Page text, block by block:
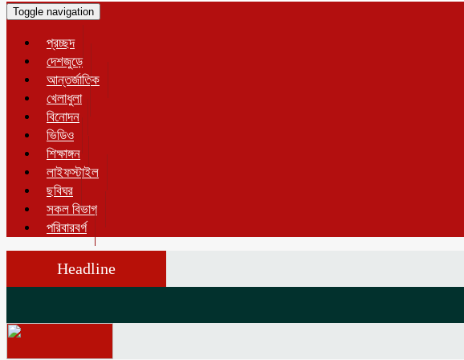
Toggle navigation
প্রচ্ছদ
দেশজুড়ে
আন্তর্জাতিক
খেলাধুলা
বিনোদন
ভিডিও
শিক্ষাঙ্গন
লাইফস্টাইল
ছবিঘর
সকল বিভাগ
পরিবারবর্গ
Headline